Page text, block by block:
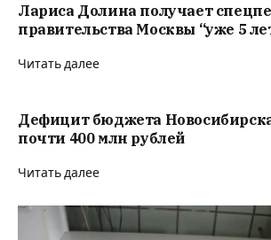
Лариса Долина получает
правительства Москвы “уже 5
Читать далее
Дефицит бюджета
почти 400 млн рублей
Читать далее